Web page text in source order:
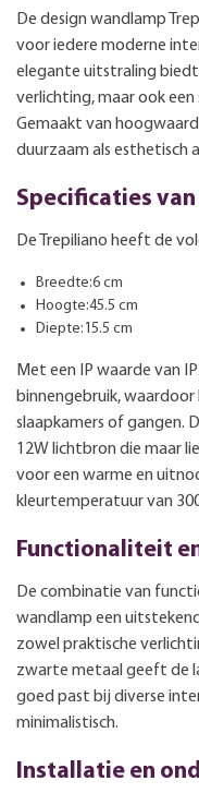
De design wandlamp
voor iedere moderne
elegante uitstraling
verlichting, maar ook
Gemaakt van
duurzaam als esthetisch
Specificaties
De Trepiliano heeft de
Breedte:6 cm
Hoogte:45.5 cm
Diepte:15.5 cm
Met een IP waarde van
binnengebruik,
slaapkamers of gangen.
12W lichtbron die maar
voor een warme en
kleurtemperatuur van
Functionaliteit
De combinatie van
wandlamp een
zowel praktische
zwarte metaal geeft de
goed past bij diverse
minimalistisch.
Installatie en